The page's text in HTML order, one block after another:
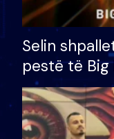
Selin
pestë të
çmimin e